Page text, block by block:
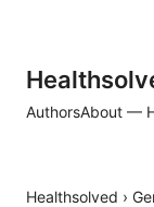
AuthorsAbout —
Healthsolved ›